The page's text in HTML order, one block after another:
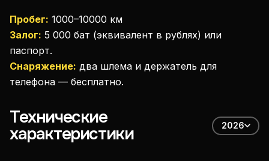
Пробег: 1000–10000 км
Залог: 5 000 бат (эквивалент в рублях) или
паспорт.
Снаряжение: два шлема и держатель для
телефона — бесплатно.
Технические
характеристики 2026